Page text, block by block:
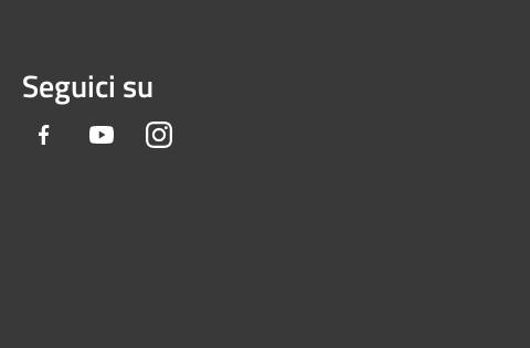
Seguici su
Facebook YoutubeInstagram